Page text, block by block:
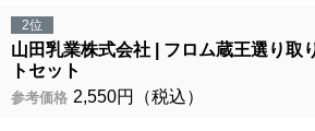
2位
山田乳業株式会社
フロム蔵王選り取
トセット
参考価格 2,550円（税込）